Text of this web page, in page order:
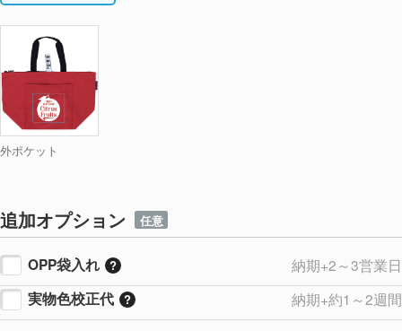
外ポケット
追加オプション 任意
OPP袋入れ
納期+2～3営業日
実物色校正代
納期+約1～2週間